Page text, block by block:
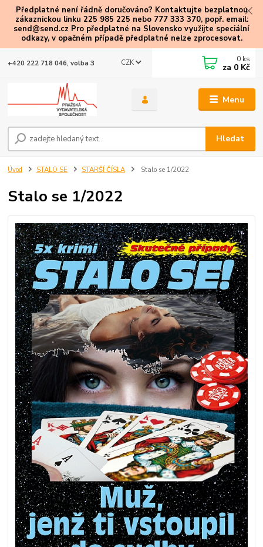
Předplatné není řádně doručováno? Kontaktujte bezplatnou
zákaznickou linku 225 985 225 nebo 777 333 370, popř. email:
send@send.cz Pro předplatné na Slovensko využijte speciální
odkazy, v opačném případě předplatné nelze zprocesovat.
Menu
CZK
Hledat
+420 222 718 046, volba 3 0 ks
za 0 Kč
Úvod STALO SE STARŠÍ ČÍSLA Stalo se 1/2022
Stalo se 1/2022